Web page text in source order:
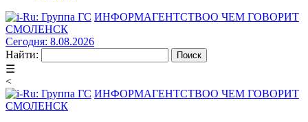
ИНФОРМАГЕНТСТВОО ЧЕМ ГОВОРИТ
СМОЛЕНСК
Сегодня: 8.08.2026
Найти:
☰
<
ИНФОРМАГЕНТСТВОО ЧЕМ ГОВОРИТ
СМОЛЕНСК